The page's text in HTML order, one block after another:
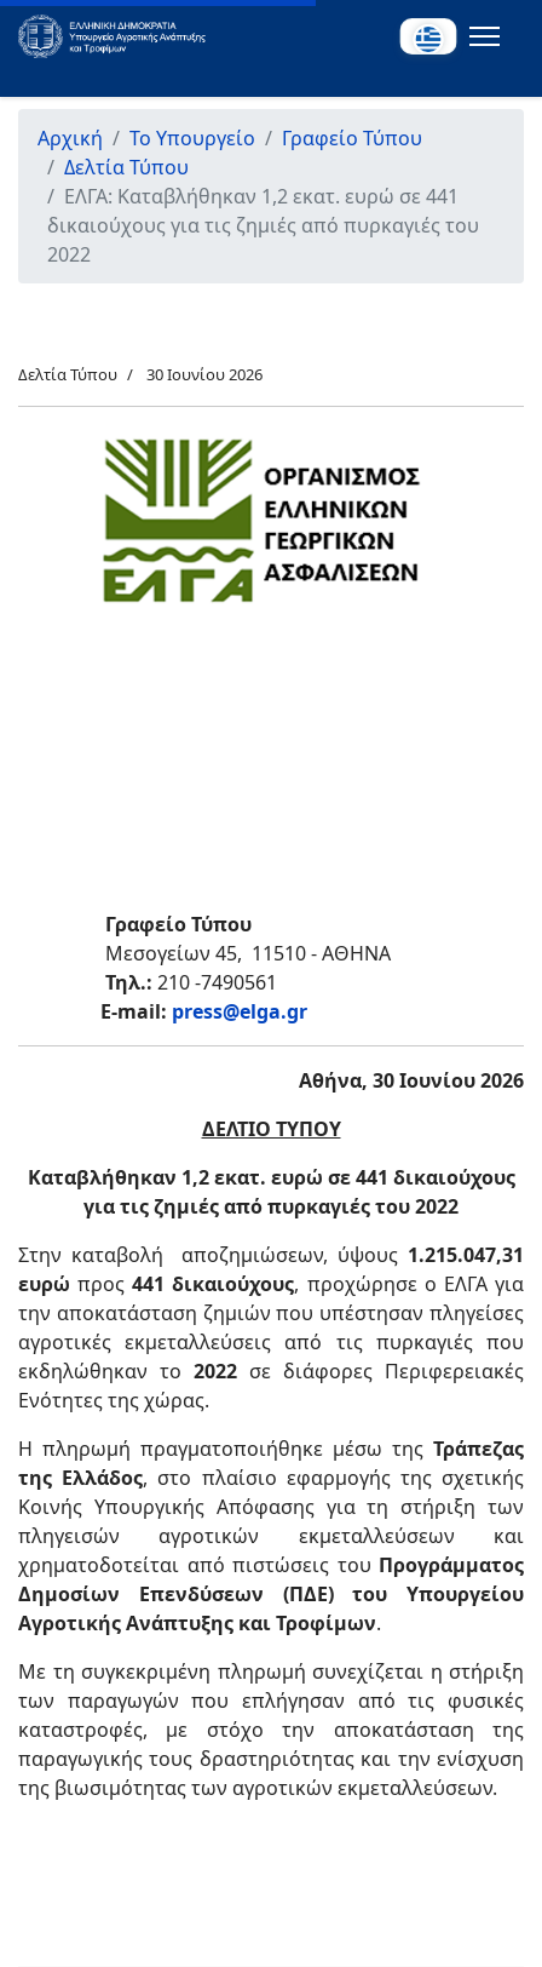
Αρχική Το Υπουργείο
Γραφείο Τύπου
Δελτία Τύπου
ΕΛΓΑ: Καταβλήθηκαν 1,2 εκατ. ευρώ σε 441
δικαιούχους για τις ζημιές από πυρκαγιές του
2022
Δελτία Τύπου 30 Ιουνίου 2026
Γραφείο Τύπου
Μεσογείων 45, 11510 - ΑΘΗΝΑ
Τηλ.: 210 -7490561
Ε-mail: press@elga.gr
Αθήνα, 30 Ιουνίου 2026
ΔΕΛΤΙΟ ΤΥΠΟΥ
Καταβλήθηκαν 1,2 εκατ. ευρώ σε 441 δικαιούχους
για τις ζημιές από πυρκαγιές του 2022
Στην καταβολή αποζημιώσεων, ύψους 1.215.047,31
ευρώ προς441 δικαιούχους, προχώρησε ο ΕΛΓΑ για
την αποκατάσταση ζημιών που υπέστησαν πληγείσες
αγροτικές εκμεταλλεύσεις από τις πυρκαγιές που
εκδηλώθηκαν το 2022 σε διάφορες Περιφερειακές
Ενότητες της χώρας.
Η πληρωμή πραγματοποιήθηκε μέσω της Τράπεζας
της Ελλάδος, στο πλαίσιο εφαρμογής της σχετικής
Κοινής Υπουργικής Απόφασης για τη στήριξη των
πληγεισών αγροτικών εκμεταλλεύσεων και
χρηματοδοτείται από πιστώσεις του Προγράμματος
Δημοσίων Επενδύσεων (ΠΔΕ) του Υπουργείου
Αγροτικής Ανάπτυξης και Τροφίμων.
Με τη συγκεκριμένη πληρωμή συνεχίζεται η στήριξη
των παραγωγών που επλήγησαν από τις φυσικές
καταστροφές, με στόχο την αποκατάσταση της
παραγωγικής τους δραστηριότητας και την ενίσχυση
της βιωσιμότητας των αγροτικών εκμεταλλεύσεων.